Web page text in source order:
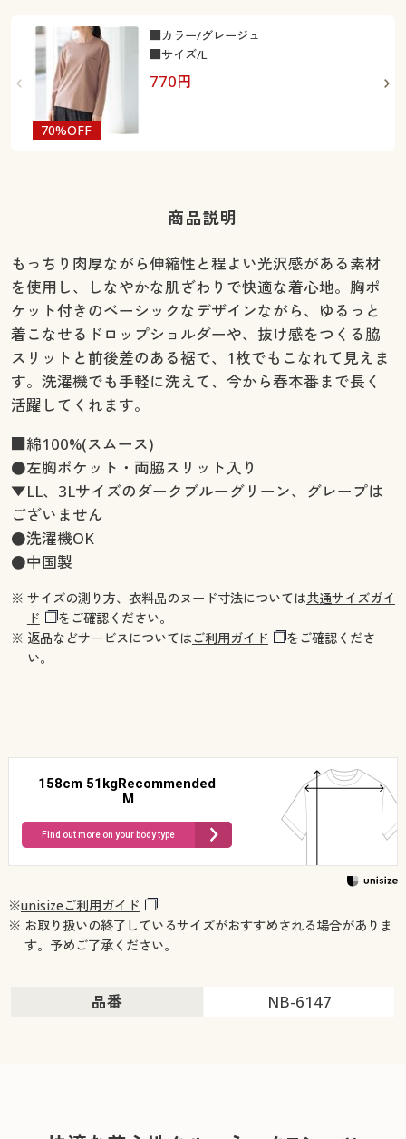
70%OFF
770円
■カラー/グレージュ
■サイズ/L
商品説明
もっちり肉厚ながら伸縮性と程よい光沢感がある素材
を使用し、しなやかな肌ざわりで快適な着心地。胸ポ
ケット付きのベーシックなデザインながら、ゆるっと
着こなせるドロップショルダーや、抜け感をつくる脇
スリットと前後差のある裾で、1枚でもこなれて見えま
す。洗濯機でも手軽に洗えて、今から春本番まで長く
活躍してくれます。
■綿100%(スムース)
●左胸ポケット・両脇スリット入り
▼LL、3Lサイズのダークブルーグリーン、グレープは
ございません
●洗濯機OK
●中国製
※ サイズの測り方、衣料品のヌード寸法については共通サイズガイ
ド
をご確認ください。
※ 返品などサービスについてはご利用ガイド
をご確認くださ
い。
158cm 51kgRecommended
M
Find out more on your body type
※unisizeご利用ガイド
※ お取り扱いの終了しているサイズがおすすめされる場合がありま
す。予めご了承ください。
品番 NB-6147